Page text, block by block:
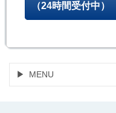
（24時間受付中）
MENU